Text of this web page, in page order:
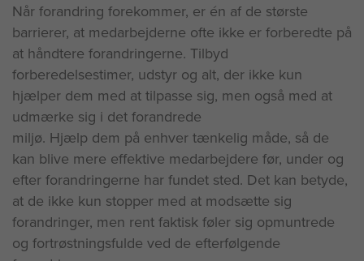
Når forandring forekommer, er én af de største
barrierer, at medarbejderne ofte ikke er forberedte på
at håndtere forandringerne. Tilbyd
forberedelsestimer, udstyr og alt, der ikke kun
hjælper dem med at tilpasse sig, men også med at
udmærke sig i det forandrede
miljø. Hjælp dem på enhver tænkelig måde, så de
kan blive mere effektive medarbejdere før, under og
efter forandringerne har fundet sted. Det kan betyde,
at de ikke kun stopper med at modsætte sig
forandringer, men rent faktisk føler sig opmuntrede
og fortrøstningsfulde ved de efterfølgende